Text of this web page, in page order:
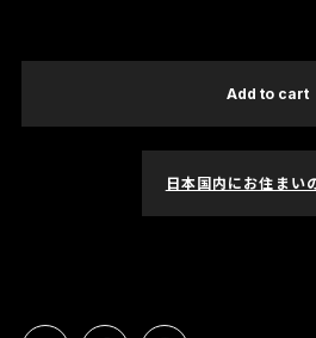
Add to cart
日本国内にお住まい